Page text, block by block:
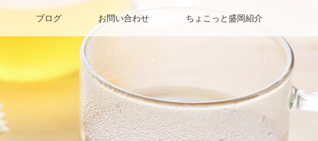
ブログ お問い合わせ ちょこっと盛岡紹介